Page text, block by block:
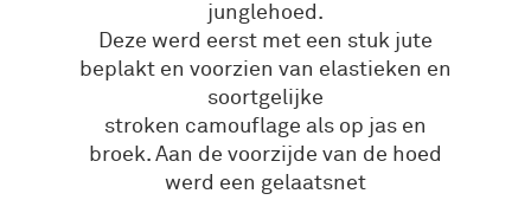
junglehoed.
Deze werd eerst met een stuk jute
beplakt en voorzien van elastieken en
soortgelijke
stroken camouflage als op jas en
broek. Aan de voorzijde van de hoed
werd een gelaatsnet